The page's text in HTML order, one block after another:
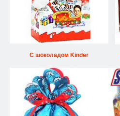
С шоколадом Kinder